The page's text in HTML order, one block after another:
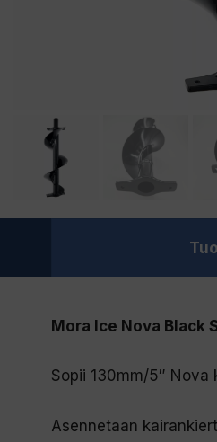
Mora Ice Nova
Sopii 130mm/5″
Asennetaan